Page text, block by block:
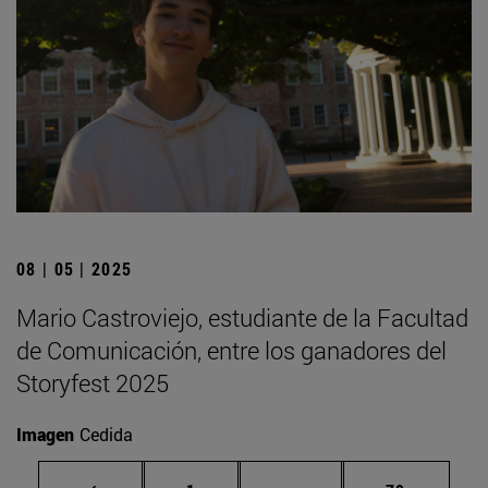
08 | 05 | 2025
Mario Castroviejo, estudiante de la Facultad
de Comunicación, entre los ganadores del
Storyfest 2025
Imagen Cedida